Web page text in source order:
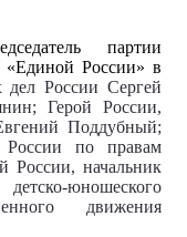
партии
«Единой России» в
дел России Сергей
Герой России,
Поддубный;
России по правам
России, начальник
юношеского
движения